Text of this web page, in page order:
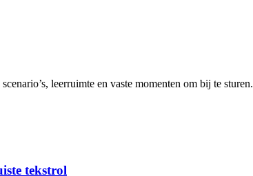
leerruimte en vaste momenten om bij te sturen.
tekstrol